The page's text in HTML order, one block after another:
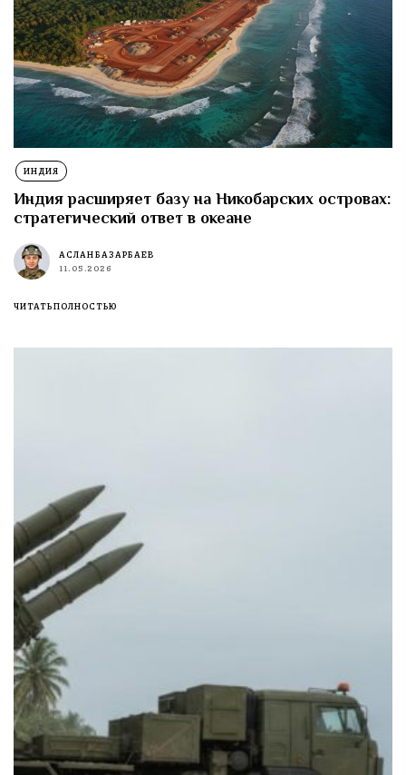
ИНДИЯ
Индия расширяет базу на Никобарских островах:
стратегический ответ в океане
АСЛАН БАЗАРБАЕВ
11.05.2026
ЧИТАТЬ ПОЛНОСТЬЮ